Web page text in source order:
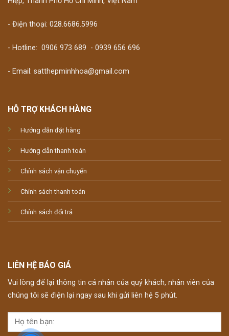
- Điện thoại: 028.6686.5996
- Hotline: 0906 973 689 - 0939 656 696
- Email: satthepminhhoa@gmail.com
HỖ TRỢ KHÁCH HÀNG
Hướng dẫn đặt hàng
Hướng dẫn thanh toán
Chính sách vận chuyển
Chính sách thanh toán
Chính sách đổi trả
LIÊN HỆ BÁO GIÁ
Vui lòng để lại thông tin cá nhân của quý khách, nhân viên của
chúng tôi sẽ điện lại ngay sau khi gửi liên hệ 5 phút.